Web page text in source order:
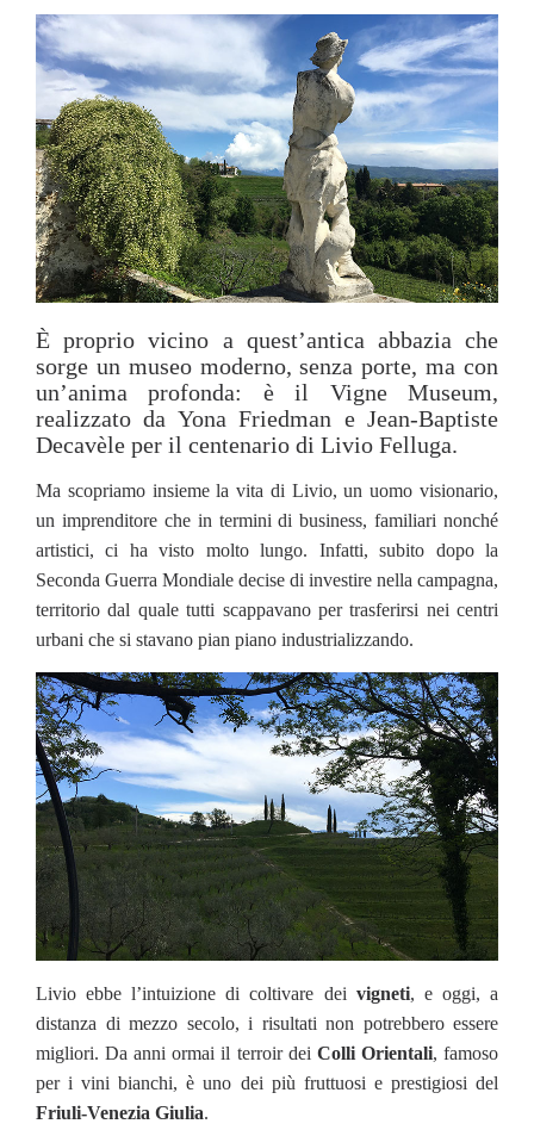
È proprio vicino a quest’antica abbazia che
sorge un museo moderno, senza porte, ma con
un’anima profonda: è il Vigne Museum,
realizzato da Yona Friedman e Jean-Baptiste
Decavèle per il centenario di Livio Felluga.
Ma scopriamo insieme la vita di Livio, un uomo visionario,
un imprenditore che in termini di business, familiari nonché
artistici, ci ha visto molto lungo. Infatti, subito dopo la
Seconda Guerra Mondiale decise di investire nella campagna,
territorio dal quale tutti scappavano per trasferirsi nei centri
urbani che si stavano pian piano industrializzando.
Livio ebbe l’intuizione di coltivare dei vigneti, e oggi, a
distanza di mezzo secolo, i risultati non potrebbero essere
migliori. Da anni ormai il terroir dei Colli Orientali, famoso
per i vini bianchi, è uno dei più fruttuosi e prestigiosi del
Friuli-Venezia Giulia.